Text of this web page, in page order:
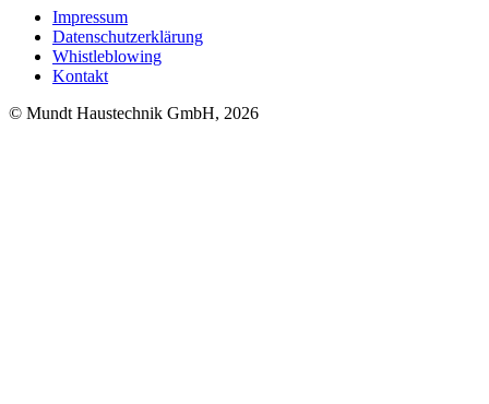
Impressum
Datenschutzerklärung
Whistleblowing
Kontakt
© Mundt Haustechnik GmbH, 2026